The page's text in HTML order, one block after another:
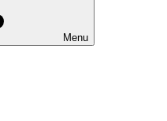
Menu